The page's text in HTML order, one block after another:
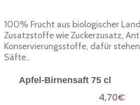
100% Frucht aus biologischer
Zusatzstoffe wie Zuckerzusatz,
Konservierungsstoffe, dafür stehen
Säfte..
Apfel-Birnensaft 75 cl
4,70€